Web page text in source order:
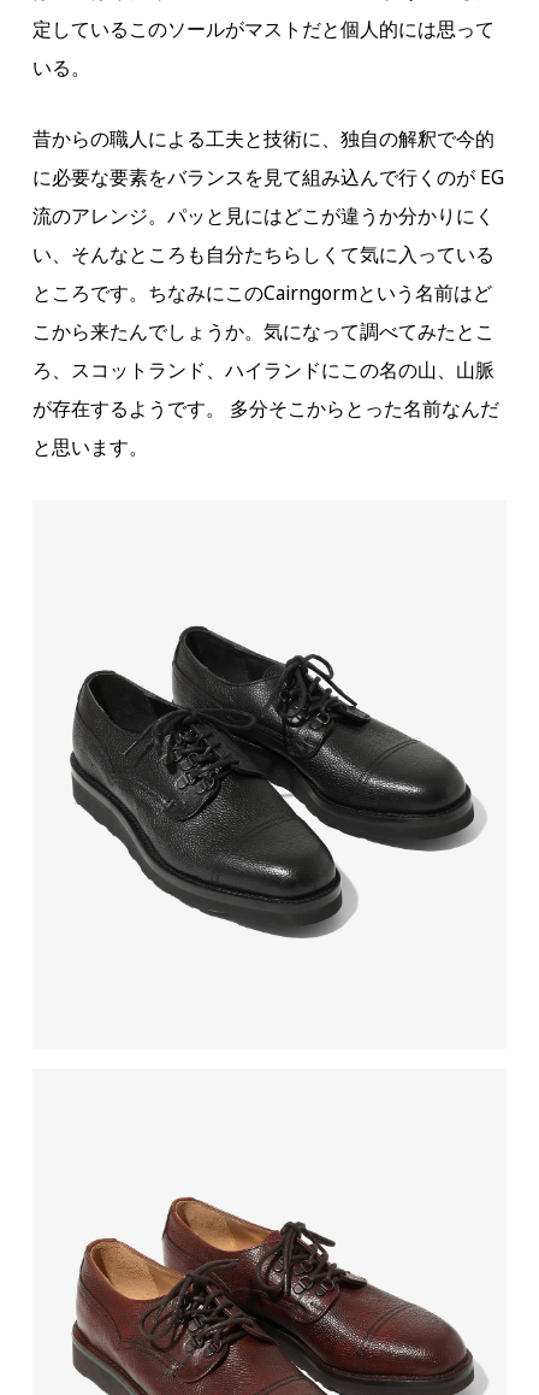
定しているこのソールがマストだと個人的には思って
いる。
昔からの職人による工夫と技術に、独自の解釈で今的
に必要な要素をバランスを見て組み込んで行くのが EG
流のアレンジ。パッと見にはどこが違うか分かりにく
い、そんなところも自分たちらしくて気に入っている
ところです。ちなみにこのCairngormという名前はど
こから来たんでしょうか。気になって調べてみたとこ
ろ、スコットランド、ハイランドにこの名の山、山脈
が存在するようです。 多分そこからとった名前なんだ
と思います。